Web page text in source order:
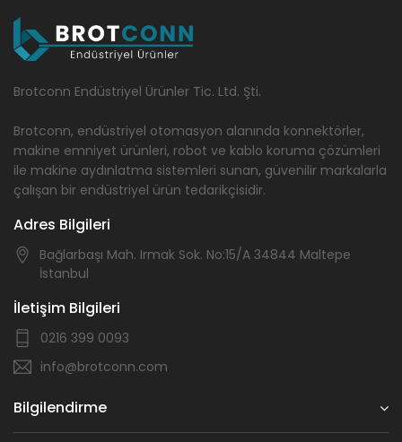
Brotconn Endüstriyel Ürünler Tic. Ltd. Şti.
Brotconn, endüstriyel otomasyon alanında konnektörler,
makine emniyet ürünleri, robot ve kablo koruma çözümleri
ile makine aydınlatma sistemleri sunan, güvenilir markalarla
çalışan bir endüstriyel ürün tedarikçisidir.
Adres Bilgileri
Bağlarbaşı Mah. Irmak Sok. No:15/A 34844 Maltepe
İstanbul
İletişim Bilgileri
0216 399 0093
info@brotconn.com
Bilgilendirme